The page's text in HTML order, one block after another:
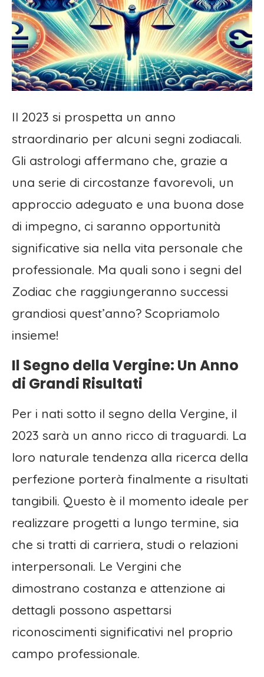
Il 2023 si prospetta un anno
straordinario per alcuni segni zodiacali.
Gli astrologi affermano che, grazie a
una serie di circostanze favorevoli, un
approccio adeguato e una buona dose
di impegno, ci saranno opportunità
significative sia nella vita personale che
professionale. Ma quali sono i segni del
Zodiac che raggiungeranno successi
grandiosi quest’anno? Scopriamolo
insieme!
Il Segno della Vergine: Un Anno
di Grandi Risultati
Per i nati sotto il segno della Vergine, il
2023 sarà un anno ricco di traguardi. La
loro naturale tendenza alla ricerca della
perfezione porterà finalmente a risultati
tangibili. Questo è il momento ideale per
realizzare progetti a lungo termine, sia
che si tratti di carriera, studi o relazioni
interpersonali. Le Vergini che
dimostrano costanza e attenzione ai
dettagli possono aspettarsi
riconoscimenti significativi nel proprio
campo professionale.